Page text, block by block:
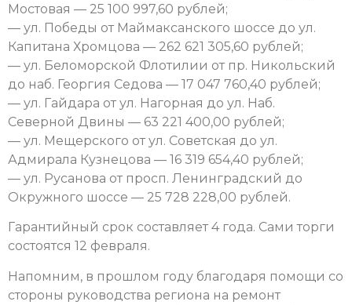
Мостовая — 25 100 997,60 рублей;
— ул. Победы от Маймаксанского шоссе до ул.
Капитана Хромцова — 262 621 305,60 рублей;
— ул. Беломорской Флотилии от пр. Никольский
до наб. Георгия Седова — 17 047 760,40 рублей;
— ул. Гайдара от ул. Нагорная до ул. Наб.
Северной Двины — 63 221 400,00 рублей;
— ул. Мещерского от ул. Советская до ул.
Адмирала Кузнецова — 16 319 654,40 рублей;
— ул. Русанова от просп. Ленинградский до
Окружного шоссе — 25 728 228,00 рублей.
Гарантийный срок составляет 4 года. Сами торги
состоятся 12 февраля.
Напомним, в прошлом году благодаря помощи со
стороны руководства региона на ремонт